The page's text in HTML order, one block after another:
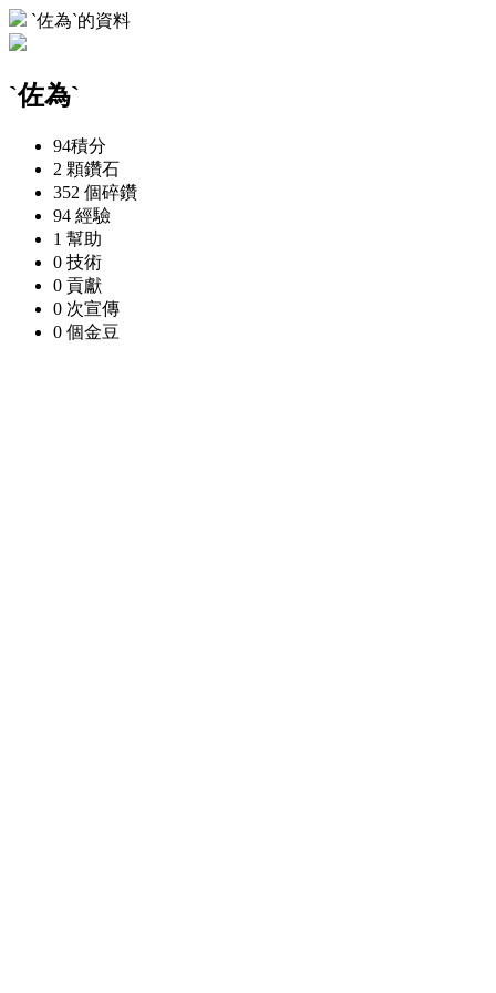
ˋ佐為ˋ的資料
ˋ佐為ˋ
94積分
2 顆鑽石
352 個碎鑽
94 經驗
1 幫助
0 技術
0 貢獻
0 次宣傳
0 個金豆